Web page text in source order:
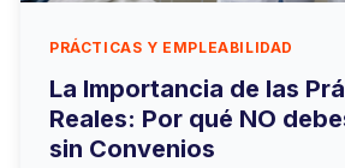
PRÁCTICAS Y EMPLEABILIDAD
La Importancia de las
Reales: Por qué NO
sin Convenios